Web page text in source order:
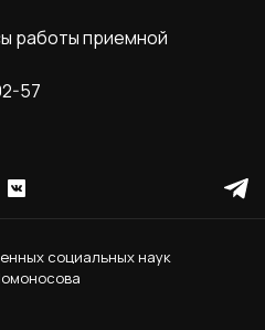
работы приемной
57
социальных наук